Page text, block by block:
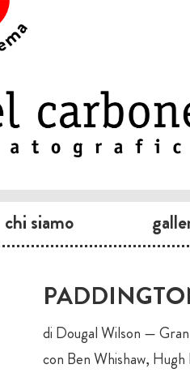
chi siamo
di Dougal Wilson —
con Ben Whishaw,